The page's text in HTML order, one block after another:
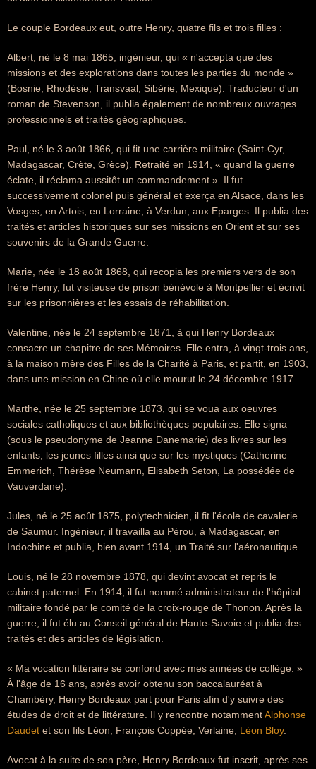
Le couple Bordeaux eut, outre Henry, quatre fils et trois filles :
Albert, né le 8 mai 1865, ingénieur, qui « n'accepta que des
missions et des explorations dans toutes les parties du monde »
(Bosnie, Rhodésie, Transvaal, Sibérie, Mexique). Traducteur d'un
roman de Stevenson, il publia également de nombreux ouvrages
professionnels et traités géographiques.
Paul, né le 3 août 1866, qui fit une carrière militaire (Saint-Cyr,
Madagascar, Crète, Grèce). Retraité en 1914, « quand la guerre
éclate, il réclama aussitôt un commandement ». Il fut
successivement colonel puis général et exerça en Alsace, dans les
Vosges, en Artois, en Lorraine, à Verdun, aux Eparges. Il publia des
traités et articles historiques sur ses missions en Orient et sur ses
souvenirs de la Grande Guerre.
Marie, née le 18 août 1868, qui recopia les premiers vers de son
frère Henry, fut visiteuse de prison bénévole à Montpellier et écrivit
sur les prisonnières et les essais de réhabilitation.
Valentine, née le 24 septembre 1871, à qui Henry Bordeaux
consacre un chapitre de ses Mémoires. Elle entra, à vingt-trois ans,
à la maison mère des Filles de la Charité à Paris, et partit, en 1903,
dans une mission en Chine où elle mourut le 24 décembre 1917.
Marthe, née le 25 septembre 1873, qui se voua aux oeuvres
sociales catholiques et aux bibliothèques populaires. Elle signa
(sous le pseudonyme de Jeanne Danemarie) des livres sur les
enfants, les jeunes filles ainsi que sur les mystiques (Catherine
Emmerich, Thérèse Neumann, Elisabeth Seton, La possédée de
Vauverdane).
Jules, né le 25 août 1875, polytechnicien, il fit l'école de cavalerie
de Saumur. Ingénieur, il travailla au Pérou, à Madagascar, en
Indochine et publia, bien avant 1914, un Traité sur l'aéronautique.
Louis, né le 28 novembre 1878, qui devint avocat et repris le
cabinet paternel. En 1914, il fut nommé administrateur de l'hôpital
militaire fondé par le comité de la croix-rouge de Thonon. Après la
guerre, il fut élu au Conseil général de Haute-Savoie et publia des
traités et des articles de législation.
« Ma vocation littéraire se confond avec mes années de collège. »
À l'âge de 16 ans, après avoir obtenu son baccalauréat à
Chambéry, Henry Bordeaux part pour Paris afin d'y suivre des
études de droit et de littérature. Il y rencontre notammentAlphonse
Daudet et son fils Léon, François Coppée, Verlaine, Léon Bloy.
Avocat à la suite de son père, Henry Bordeaux fut inscrit, après ses